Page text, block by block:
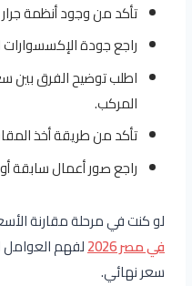
تأكد من وجود أنظمة
راجع جودة الإكسسوارات
اطلب توضيح الفرق بين
المركب.
تأكد من طريقة أخذ
راجع صور أعمال سابقة
لو كنت في مرحلة مقارنة
في مصر 2026
لفهم العوامل
سعر نهائي.